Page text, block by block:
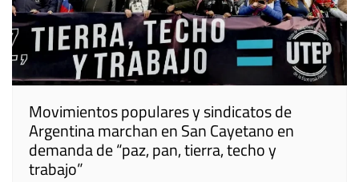
Movimientos populares y sindicatos de
Argentina marchan en San Cayetano en
demanda de “paz, pan, tierra, techo y
trabajo”